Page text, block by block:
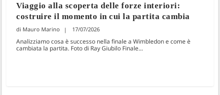
Viaggio alla scoperta delle forze interiori:
costruire il momento in cui la partita cambia
Mauro Marino 17/07/2026
Analizziamo cosa è successo nella finale a Wimbledon e come è
cambiata la partita. Foto di Ray Giubilo Finale...